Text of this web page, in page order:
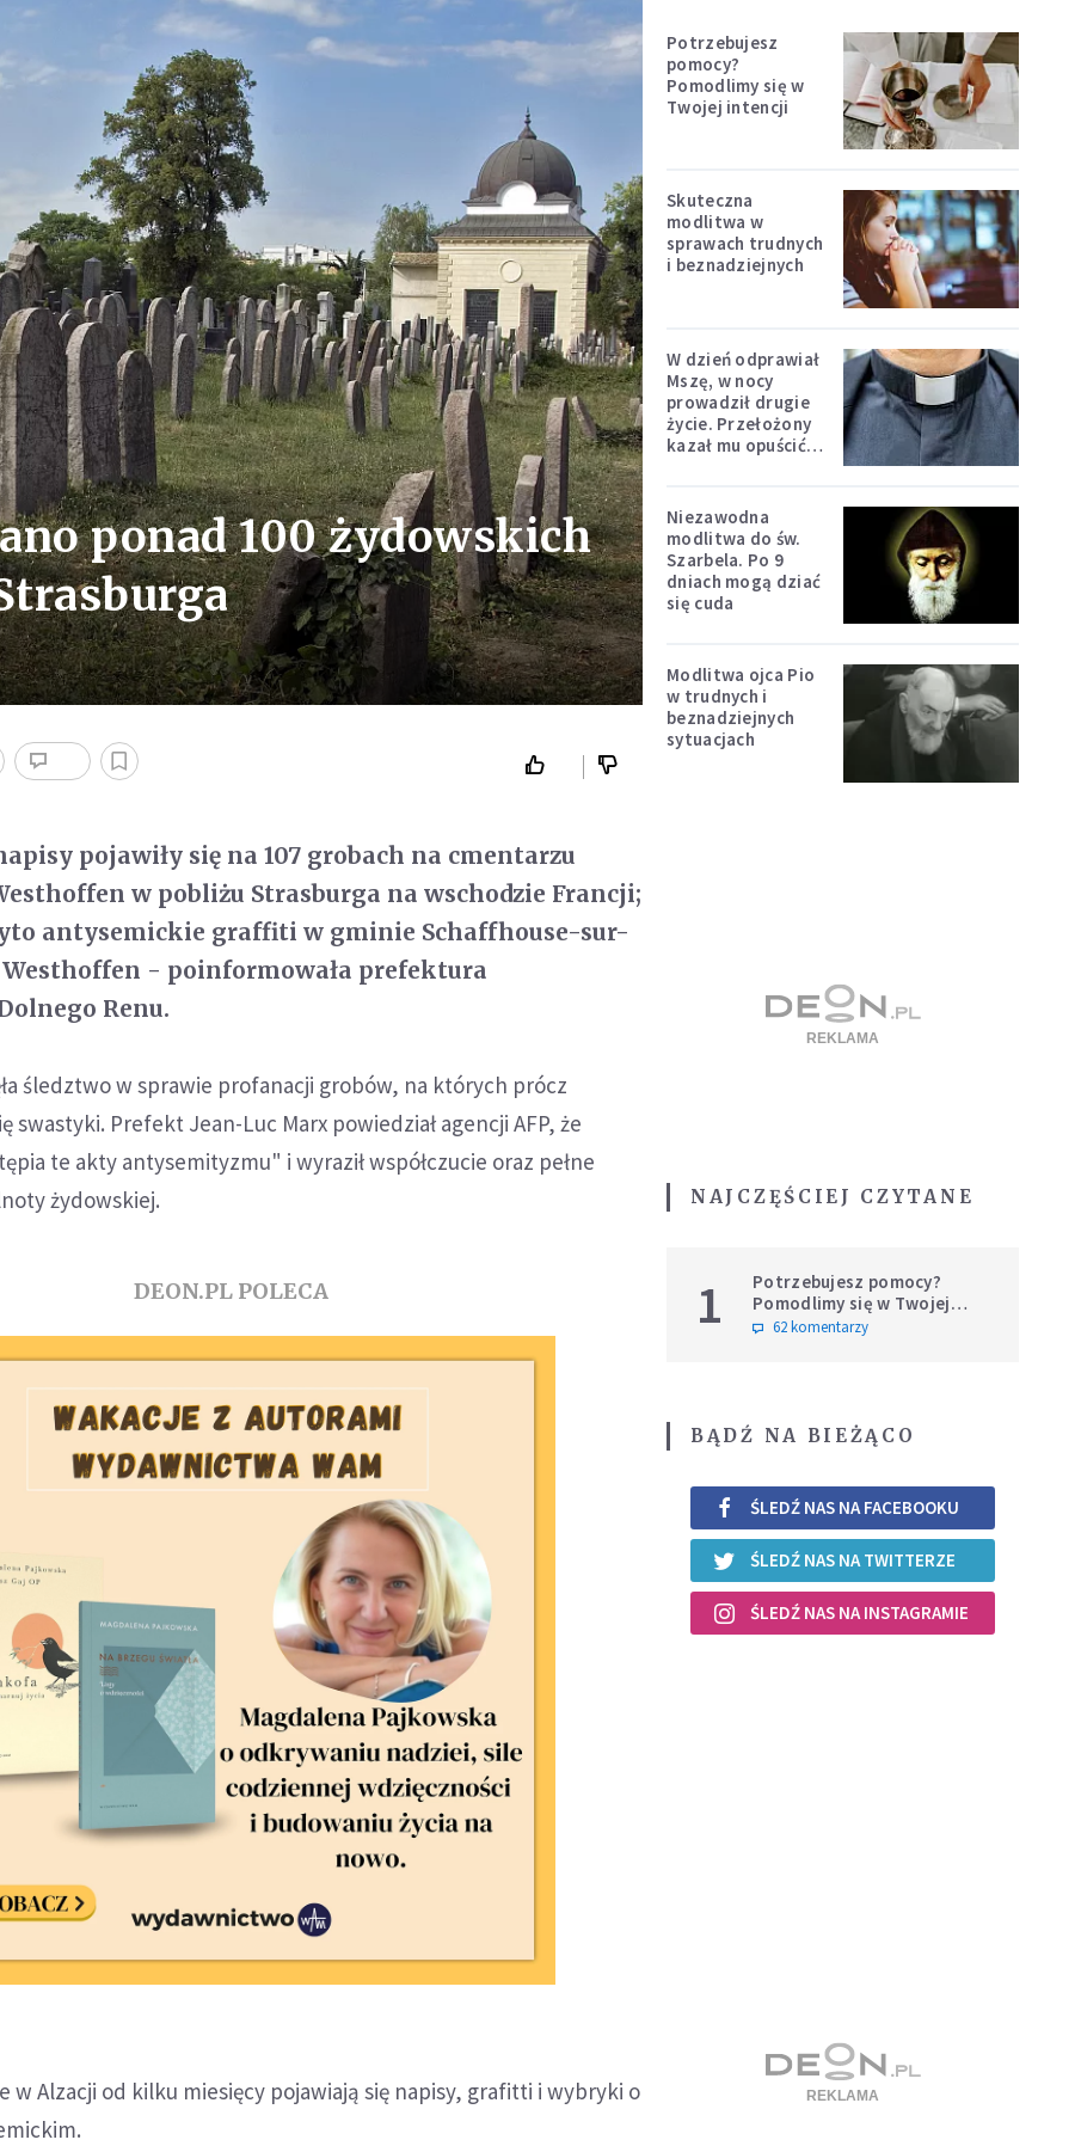
ponad 100 żydowskich
pojawiły się na 107 grobach na cmentarzu
w pobliżu Strasburga na wschodzie Francji;
antysemickie graffiti w gminie Schaffhouse-sur-
Westhoffen - poinformowała prefektura
Renu.
śledztwo w sprawie profanacji grobów, na których prócz
swastyki. Prefekt Jean-Luc Marx powiedział agencji AFP, że
te akty antysemityzmu" i wyraził współczucie oraz pełne
żydowskiej.
DEON.PL POLECA
w Alzacji od kilku miesięcy pojawiają się napisy, grafitti i wybryki o
Potrzebujesz
pomocy?
Pomodlimy się w
Twojej intencji
Skuteczna
modlitwa w
sprawach trudnych
i beznadziejnych
W dzień odprawiał
Mszę, w nocy
prowadził drugie
życie. Przełożony
kazał mu opuścić
Niezawodna
modlitwa do św.
Szarbela. Po 9
dniach mogą dziać
się cuda
Modlitwa ojca Pio
w trudnych i
beznadziejnych
sytuacjach
NAJCZĘŚCIEJ CZYTANE
1
Potrzebujesz pomocy?
Pomodlimy się w Twojej
intencji
62 komentarzy
BĄDŹ NA BIEŻĄCO
ŚLEDŹ NAS NA FACEBOOKU
ŚLEDŹ NAS NA TWITTERZE
ŚLEDŹ NAS NA INSTAGRAMIE